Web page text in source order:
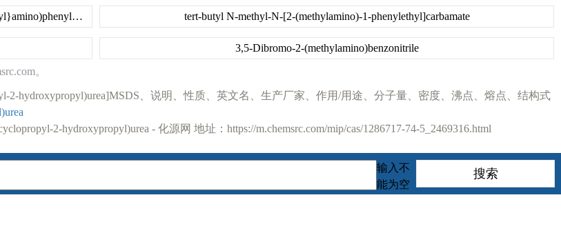
(3S)-3-{[(tert-butoxy)carbonyl]amino}-4-[4-({[(9H-fluoren-9-yl)methoxy]carbonyl}amino)phenyl]butanoic acid tert-butyl N-methyl-N-[2-(methylamino)-1-phenylethyl]carbamate
3,5-Dibromo-2-(methylamino)benzonitrile
。
2-hydroxypropyl)urea]MSDS、说明、性质、英文名、生产厂家、作用/用途、分子量、密度、沸点、熔点、结构式
2-hydroxypropyl)urea - 化源网 地址：https://m.chemsrc.com/mip/cas/1286717-74-5_2469316.html
输入不
能为空